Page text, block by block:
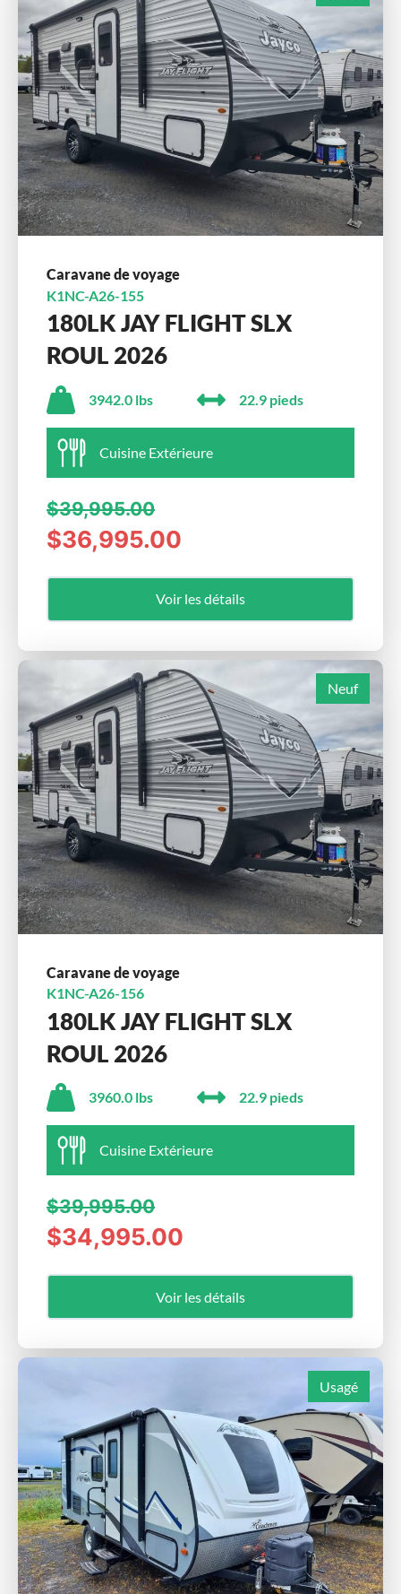
Caravane de voyage
K1NC-A26-155
180LK JAY FLIGHT SLX
ROUL 2026
3942.0 lbs 22.9 pieds
Cuisine Extérieure
$39,995.00
$36,995.00
Voir les détails
Neuf
Caravane de voyage
K1NC-A26-156
180LK JAY FLIGHT SLX
ROUL 2026
3960.0 lbs 22.9 pieds
Cuisine Extérieure
$39,995.00
$34,995.00
Voir les détails
Usagé